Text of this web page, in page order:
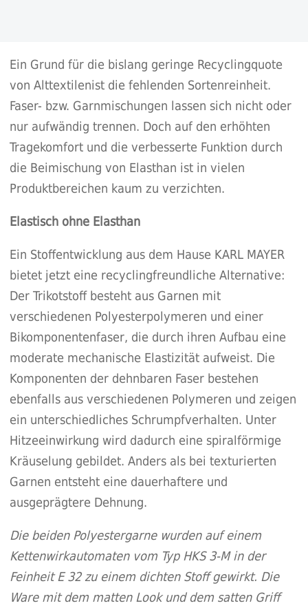
Ein Grund für die bislang geringe Recyclingquote
von Alttextilenist die fehlenden Sortenreinheit.
Faser- bzw. Garnmischungen lassen sich nicht oder
nur aufwändig trennen. Doch auf den erhöhten
Tragekomfort und die verbesserte Funktion durch
die Beimischung von Elasthan ist in vielen
Produktbereichen kaum zu verzichten.
Elastisch ohne Elasthan
Ein Stoffentwicklung aus dem Hause KARL MAYER
bietet jetzt eine recyclingfreundliche Alternative:
Der Trikotstoff besteht aus Garnen mit
verschiedenen Polyesterpolymeren und einer
Bikomponentenfaser, die durch ihren Aufbau eine
moderate mechanische Elastizität aufweist. Die
Komponenten der dehnbaren Faser bestehen
ebenfalls aus verschiedenen Polymeren und zeigen
ein unterschiedliches Schrumpfverhalten. Unter
Hitzeeinwirkung wird dadurch eine spiralförmige
Kräuselung gebildet. Anders als bei texturierten
Garnen entsteht eine dauerhaftere und
ausgeprägtere Dehnung.
Die beiden Polyestergarne wurden auf einem
Kettenwirkautomaten vom Typ HKS 3-M in der
Feinheit E 32 zu einem dichten Stoff gewirkt. Die
Ware mit dem matten Look und dem satten Griff